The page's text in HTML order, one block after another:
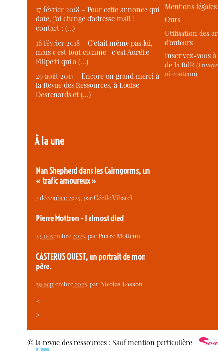
17 février 2018 –Pour cette annonce qui
date, j’ai changé d’adresse mail :
contact : (…)
16 février 2018 –C’était même pas lui,
mais c’est tout comme : c’est Aurélie
Filipetti qui a (…)
29 août 2017 –Encore un grand merci à
la Revue des Ressources, à Louise
Desrenards et (…)
À la une
Nan Shepherd dans les Cairngorms, un
« trafic amoureux »
7 décembre 2025, parCécile Vibarel
Pierre Mottron - I almost died
23 novembre 2025, parPierre Mottron
CASTERUS OUEST, un portrait de mon
père.
29 septembre 2025, parNicolas Losson
<
>
Mentions légales
Ours
Utilisation des
d’auteurs
Inscrivez-vous
de la RdR
ni contenu)
© la revue des ressources : Sauf mention particulière |